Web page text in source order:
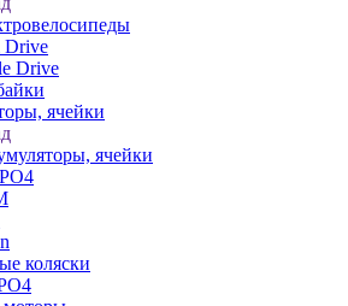
Drive
Drive
ячейки
ячейки
коляски